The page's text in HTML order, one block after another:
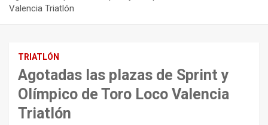
Valencia Triatlón
TRIATLÓN
Agotadas las plazas de Sprint y
Olímpico de Toro Loco Valencia
Triatlón